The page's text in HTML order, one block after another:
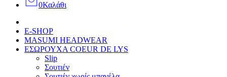
0Καλάθι
E-SHOP
MASUMI HEADWEAR
ΕΣΩΡΟΥΧΑ COEUR DE LYS
Slip
Σουτιέν